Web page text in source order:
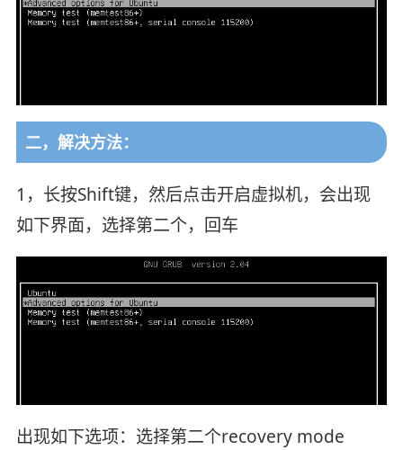
二，解决方法：
1，长按Shift键，然后点击开启虚拟机，会出现
如下界面，选择第二个，回车
出现如下选项：选择第二个recovery mode